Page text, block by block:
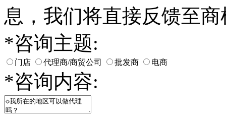
息，我们将直接反馈至
*咨询主题:
门店 代理商/商贸公司 批发商 电商
*咨询内容: